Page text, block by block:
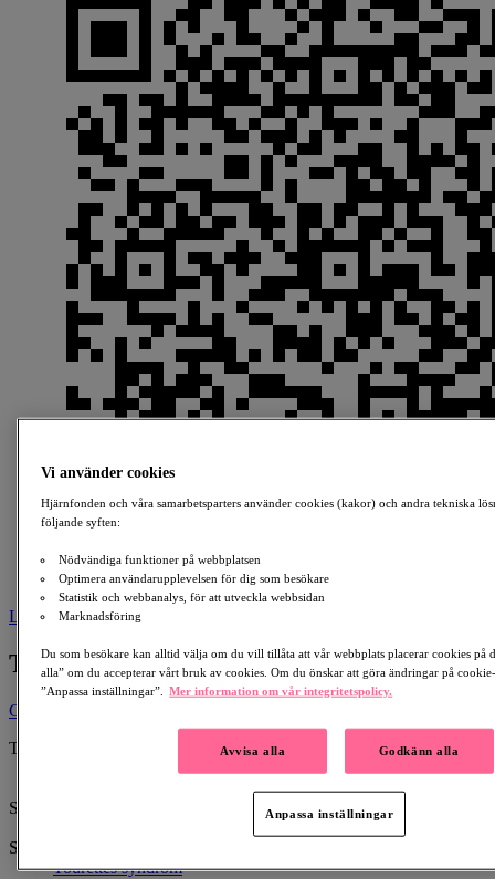
Ladda ner
Till minne av Mats Pettersson
Ge en gåva
Till minne av:
Skapad av:
Samlar in till:
Tourettes syndrom
Vi använder cookies
Hjärnfonden och våra samarbetsparters använder cookies (kakor) och andra tekniska
följande syften:
Nödvändiga funktioner på webbplatsen
Optimera användarupplevelsen för dig som besökare
Statistik och webbanalys, för att utveckla webbsidan
Marknadsföring
Du som besökare kan alltid välja om du vill tillåta att vår webbplats placerar cookies på
alla” om du accepterar vårt bruk av cookies. Om du önskar att göra ändringar på
”Anpassa inställningar”.
Mer information om vår integritetspolicy.
Avvisa alla Godkänn alla
Anpassa inställningar